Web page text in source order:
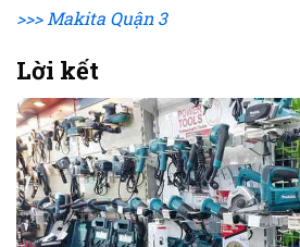
>>> Makita Quận 3
Lời kết